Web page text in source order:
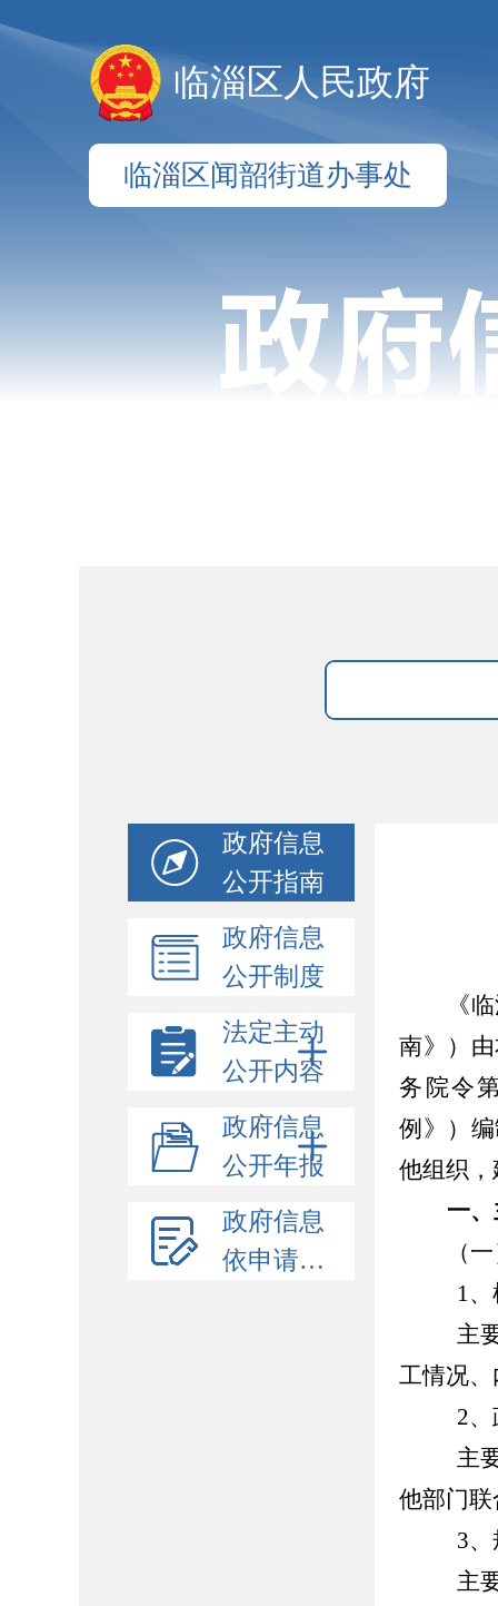
临淄区人民政府
临淄区闻韶街道办事处
政府信息
公开指南
政府信息
公开制度
法定主动
公开内容
政府信息
公开年报
政府信息
依申请公开
《
南》）
务院令
例》）
他组织
一
（
1、
主要包
工情况
2、
主要包
他部门
3、
主要包